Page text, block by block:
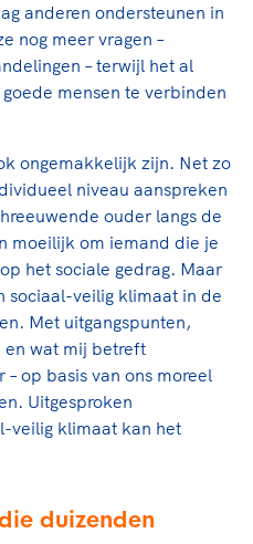
anderen ondersteunen in
nog meer vragen –
– terwijl het al
mensen te verbinden
ongemakkelijk zijn. Net zo
niveau aanspreken
ouder langs de
moeilijk om iemand die je
het sociale gedrag. Maar
sociaal-veilig klimaat in de
Met uitgangspunten,
en wat mij betreft
op basis van ons moreel
Uitgesproken
veilig klimaat kan het
duizenden